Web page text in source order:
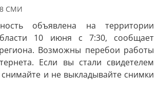
СМИ
объявлена на территории
10 июня с 7:30, сообщает
Возможны перебои работы
Если вы стали свидетелем
и не выкладывайте снимки